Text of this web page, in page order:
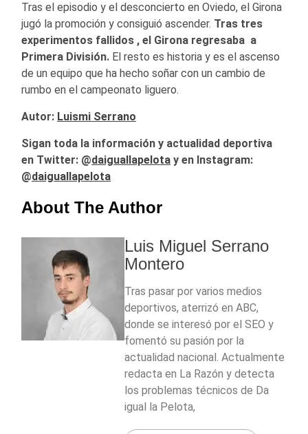
Tras el episodio y el desconcierto en Oviedo, el Girona
jugó la promoción y consiguió ascender. Tras tres
experimentos fallidos , el Girona regresaba a
Primera División. El resto es historia y es el ascenso
de un equipo que ha hecho soñar con un cambio de
rumbo en el campeonato liguero.
Autor: Luismi Serrano
Sigan toda la información y actualidad deportiva
en Twitter: @daiguallapelota y en Instagram:
@daiguallapelota
About The Author
Luis Miguel Serrano
Montero
Tras pasar por varios medios
deportivos, aterrizó en ABC,
donde se interesó por el SEO y
fomentó su pasión por la
actualidad nacional. Actualmente
redacta en La Razón y detecta
los problemas técnicos de Da
igual la Pelota,